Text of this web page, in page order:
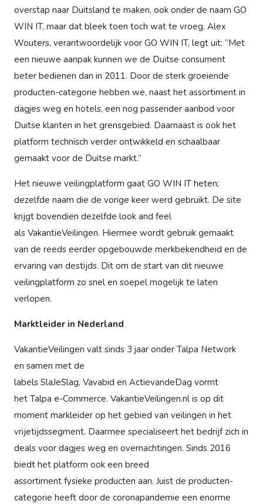
overstap naar Duitsland te maken, ook onder de naam GO
WIN IT, maar dat bleek toen toch wat te vroeg. Alex
Wouters, verantwoordelijk voor GO WIN IT, legt uit: “Met
een nieuwe aanpak kunnen we de Duitse consument
beter bedienen dan in 2011. Door de sterk groeiende
producten-categorie hebben we, naast het assortiment in
dagjes weg en hotels, een nog passender aanbod voor
Duitse klanten in het grensgebied. Daarnaast is ook het
platform technisch verder ontwikkeld en schaalbaar
gemaakt voor de Duitse markt.”
Het nieuwe veilingplatform gaat GO WIN IT heten;
dezelfde naam die de vorige keer werd gebruikt. De site
krijgt bovendien dezelfde look and feel
als VakantieVeilingen. Hiermee wordt gebruik gemaakt
van de reeds eerder opgebouwde merkbekendheid en de
ervaring van destijds. Dit om de start van dit nieuwe
veilingplatform zo snel en soepel mogelijk te laten
verlopen.
Marktleider in Nederland
VakantieVeilingen valt sinds 3 jaar onder Talpa Network
en samen met de
labels SlaJeSlag, Vavabid en ActievandeDag vormt
het Talpa e-Commerce. VakantieVeilingen.nl is op dit
moment markleider op het gebied van veilingen in het
vrijetijdssegment. Daarmee specialiseert het bedrijf zich in
deals voor dagjes weg en overnachtingen. Sinds 2016
biedt het platform ook een breed
assortiment fysieke producten aan. Juist de producten-
categorie heeft door de coronapandemie een enorme